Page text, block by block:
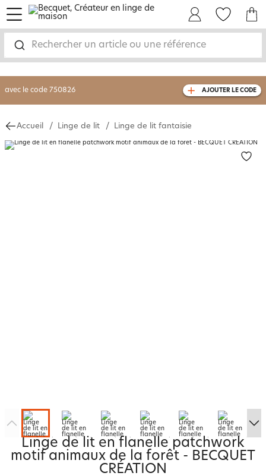
Rechercher un article ou une référence
menu
-30% sur votre commandedès 2 articles
livraison GRATUITEdès 110€ d'achat
avec le code 750826 AJOUTER LE CODE
Accueil Linge de lit Linge de lit fantaisie
Linge de lit en flanelle patchwork
motif animaux de la forêt - BECQUET
CRÉATION